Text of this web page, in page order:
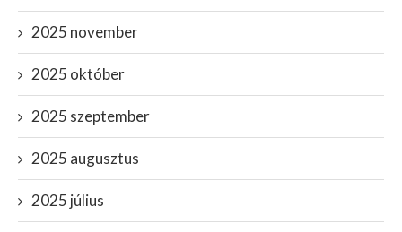
2025 november
2025 október
2025 szeptember
2025 augusztus
2025 július